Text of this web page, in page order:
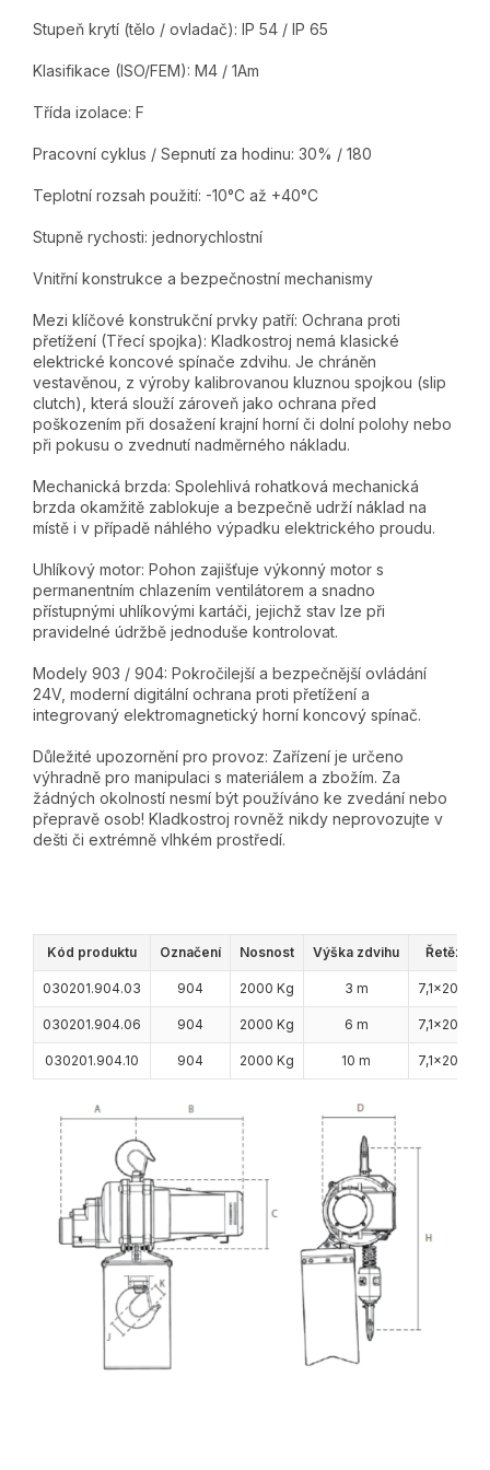
Stupeň krytí (tělo / ovladač): IP 54 / IP 65
Klasifikace (ISO/FEM): M4 / 1Am
Třída izolace: F
Pracovní cyklus / Sepnutí za hodinu: 30% / 180
Teplotní rozsah použití: -10°C až +40°C
Stupně rychosti: jednorychlostní
Vnitřní konstrukce a bezpečnostní mechanismy
Mezi klíčové konstrukční prvky patří: Ochrana proti
přetížení (Třecí spojka): Kladkostroj nemá klasické
elektrické koncové spínače zdvihu. Je chráněn
vestavěnou, z výroby kalibrovanou kluznou spojkou (slip
clutch), která slouží zároveň jako ochrana před
poškozením při dosažení krajní horní či dolní polohy nebo
při pokusu o zvednutí nadměrného nákladu.
Mechanická brzda: Spolehlivá rohatková mechanická
brzda okamžitě zablokuje a bezpečně udrží náklad na
místě i v případě náhlého výpadku elektrického proudu.
Uhlíkový motor: Pohon zajišťuje výkonný motor s
permanentním chlazením ventilátorem a snadno
přístupnými uhlíkovými kartáči, jejichž stav lze při
pravidelné údržbě jednoduše kontrolovat.
Modely 903 / 904: Pokročilejší a bezpečnější ovládání
24V, moderní digitální ochrana proti přetížení a
integrovaný elektromagnetický horní koncový spínač.
Důležité upozornění pro provoz: Zařízení je určeno
výhradně pro manipulaci s materiálem a zbožím. Za
žádných okolností nesmí být používáno ke zvedání nebo
přepravě osob! Kladkostroj rovněž nikdy neprovozujte v
dešti či extrémně vlhkém prostředí.
Kód produktu Označení Nosnost Výška zdvihu Řetěz
030201.904.03 904 2000 Kg 3 m 7,1x20,2
030201.904.06 904 2000 Kg 6 m 7,1x20,2
030201.904.10 904 2000 Kg 10 m 7,1x20,2